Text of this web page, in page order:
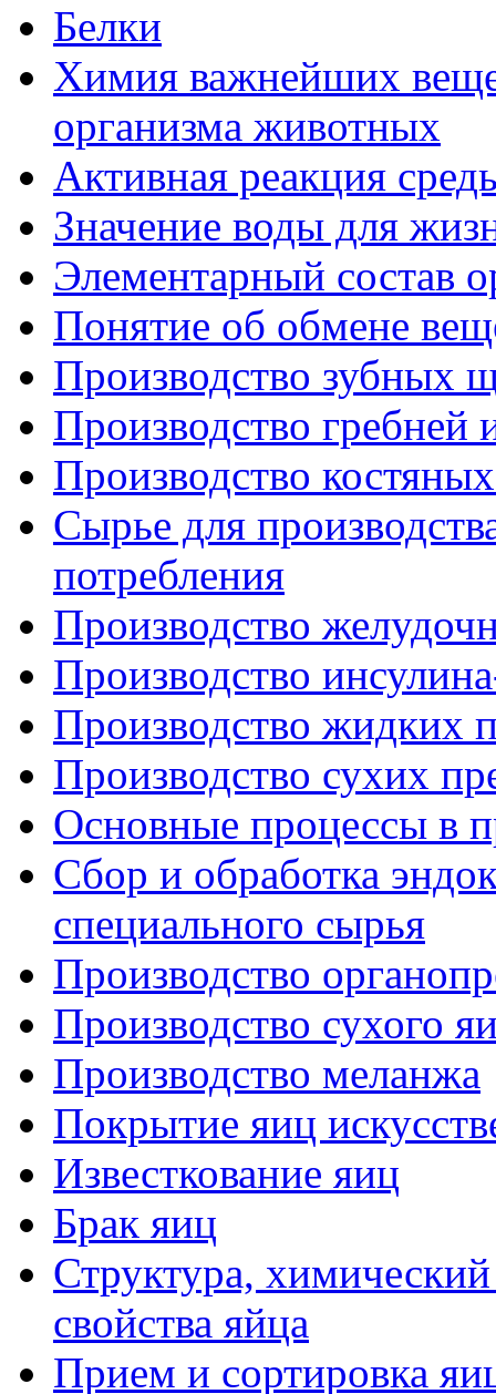
Белки
Химия важнейших
организма животных
Активная реакция
Значение воды для
Элементарный состав
Понятие об обмене
Производство зубных
Производство гребней
Производство
Сырье для
потребления
Производство
Производство
Производство жидких
Производство сухих
Основные процессы в
Сбор и обработка
специального сырья
Производство
Производство сухого
Производство меланжа
Покрытие яиц
Известкование яиц
Брак яиц
Структура,
свойства яйца
Прием и сортировка